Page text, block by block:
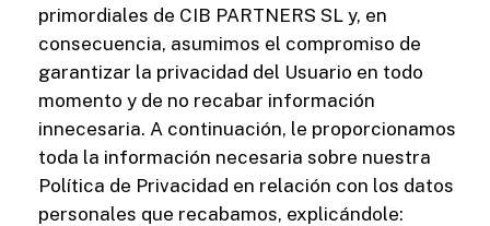
primordiales de CIB PARTNERS SL y, en
consecuencia, asumimos el compromiso de
garantizar la privacidad del Usuario en todo
momento y de no recabar información
innecesaria. A continuación, le proporcionamos
toda la información necesaria sobre nuestra
Política de Privacidad en relación con los datos
personales que recabamos, explicándole: